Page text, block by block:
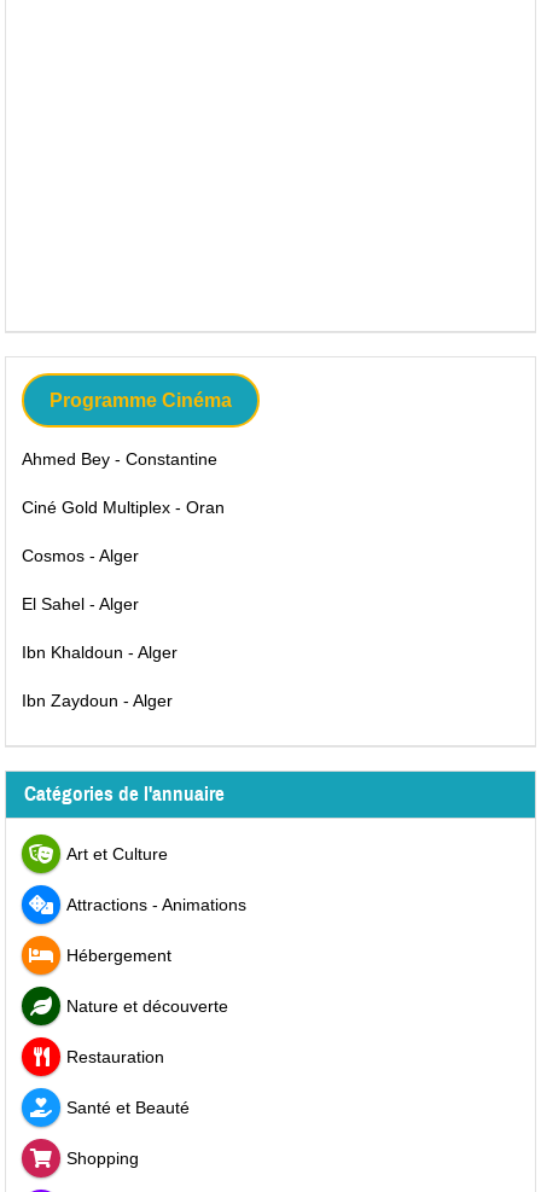
Programme Cinéma
Ahmed Bey - Constantine
Ciné Gold Multiplex - Oran
Cosmos - Alger
El Sahel - Alger
Ibn Khaldoun - Alger
Ibn Zaydoun - Alger
Catégories de l'annuaire
Art et Culture
Attractions - Animations
Hébergement
Nature et découverte
Restauration
Santé et Beauté
Shopping